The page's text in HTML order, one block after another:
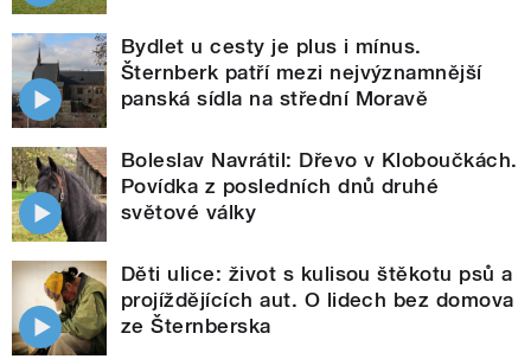
Bydlet u cesty je plus i mínus.
Šternberk patří mezi nejvýznamnější
panská sídla na střední Moravě
Boleslav Navrátil: Dřevo v Kloboučkách.
Povídka z posledních dnů druhé
světové války
Děti ulice: život s kulisou štěkotu psů a
projíždějících aut. O lidech bez domova
ze Šternberska